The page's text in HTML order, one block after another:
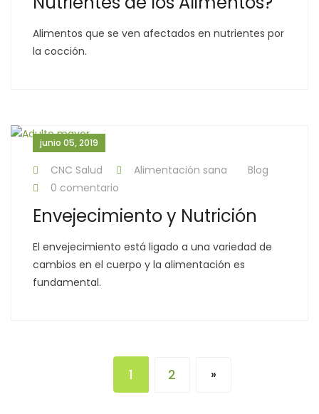
Alimentos que se ven afectados en nutrientes por
la cocción.
junio 05, 2019
CNC Salud Alimentación sana
Blog
0 comentario
Envejecimiento y Nutrición
El envejecimiento está ligado a una variedad de
cambios en el cuerpo y la alimentación es
fundamental.
1 2 »